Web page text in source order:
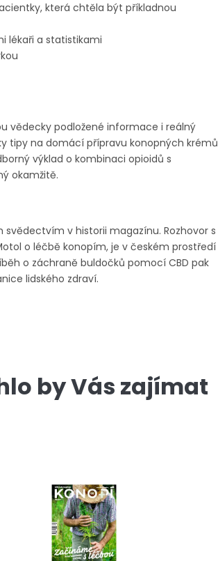
která chtěla být příkladnou
lékaři a statistikami
vědecky podložené informace i reálný
tipy na domácí přípravu konopných krémů
výklad o kombinaci opioidů s
okamžitě.
v historii magazínu. Rozhovor s
o léčbě konopím, je v českém prostředí
o záchraně buldočků pomocí CBD pak
lidského zdraví.
by Vás zajímat